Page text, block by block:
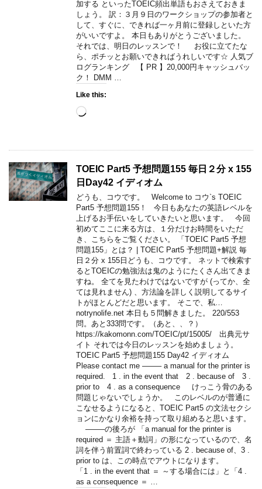
加する といったTOEIC頻出単語もおさえておきま
しょう。 訳：３月９日のワークショップの参加者と
して、すぐに、できれば一ヶ月前に登録しといた方
がいいですよ。 本日もありがとうございました。
それでは、明日のレッスンで！ お役に立てたな
ら、ポチッとお願いできればうれしいです☆ 人気ブ
ログランキング 【 PR 】20,000円キャッシュバッ
ク！ DMM …
Like this:
Loading…
TOEIC Part5 予想問題155 毎日２分 x 155
日Day42 イディオム
どうも、コウです。 Welcome to コウ`s TOEIC
Part5 予想問題155！ 今日もあなたの英語レベルを
上げるお手伝いをしていきたいと思います。 今回
初めてここに来る方は、１分だけお時間をいただ
き、こちらをご覧ください。 「TOEIC Part5 予想
問題155」とは？ | TOEIC Part5 予想問題+解説 毎
日２分 x 155日どうも、コウです。 ネットで検索す
るとTOEICの勉強法は鬼のようにたくさん出てきま
すね。 全てを見たわけではないですが (ってか、全
ては見れません) 、方法論を詳しく説明してるサイ
トがほとんどだと思います。 そこで、私…
notrynolife.net 本日も５問解きました。 220/553
問。あと333問です。（あと、、？）
https://kakomonn.com/TOEIC/pt/15005/ 出典元サ
イト それでは今日のレッスンを始めましょう。
TOEIC Part5 予想問題155 Day42 イディオム
Please contact me ——– a manual for the printer is
required. 1 . in the event that 2 . because of 3 .
prior to 4 . as a consequence けっこう骨のある
問題じゃないでしょうか。 このレベルのが普通に
こなせるようになると、TOEIC Part5 の文法セクシ
ョンにかなり余裕を持って取り組めると思います。
——–の後ろが 「a manual for the printer is
required ＝ 主語＋動詞」の形になっているので、名
詞を伴う前置詞で終わっている 2 . because of、3 .
prior to は、この時点でアウトになります。
「1 . in the event that ＝ ～する場合には」と「4 .
as a consequence ＝ …